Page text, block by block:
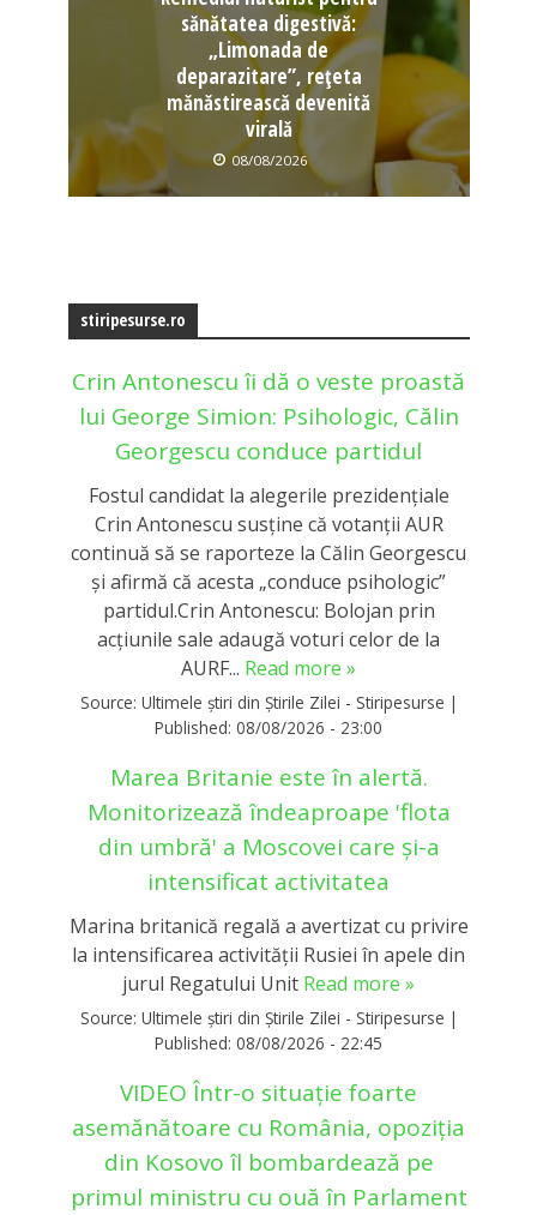
sănătatea digestivă:
„Limonada de
deparazitare”, rețeta
mănăstirească devenită
virală
08/08/2026
stiripesurse.ro
Crin Antonescu îi dă o veste proastă
lui George Simion: Psihologic, Călin
Georgescu conduce partidul
Fostul candidat la alegerile prezidențiale
Crin Antonescu susține că votanții AUR
continuă să se raporteze la Călin Georgescu
și afirmă că acesta „conduce psihologic”
partidul.Crin Antonescu: Bolojan prin
acțiunile sale adaugă voturi celor de la
AURF... Read more »
Source: Ultimele știri din Știrile Zilei - Stiripesurse |
Published: 08/08/2026 - 23:00
Marea Britanie este în alertă.
Monitorizează îndeaproape 'flota
din umbră' a Moscovei care și-a
intensificat activitatea
Marina britanică regală a avertizat cu privire
la intensificarea activităţii Rusiei în apele din
jurul Regatului Unit Read more »
Source: Ultimele știri din Știrile Zilei - Stiripesurse |
Published: 08/08/2026 - 22:45
VIDEO Într-o situație foarte
asemănătoare cu România, opoziția
din Kosovo îl bombardează pe
primul ministru cu ouă în Parlament